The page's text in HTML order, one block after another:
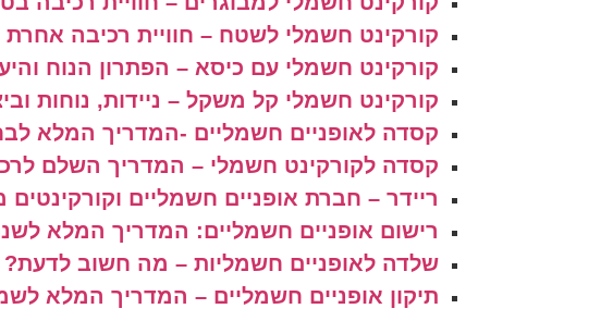
קורקינט חשמלי לשטח – חוויית רכיבה אחרת
קורקינט חשמלי עם כיסא – הפתרון הנוח
קורקינט חשמלי קל משקל – ניידות, נוחות
קסדה לאופניים חשמליים -המדריך המלא
קסדה לקורקינט חשמלי – המדריך השלם
ריידר – חברת אופניים חשמליים
רישום אופניים חשמליים: המדריך המלא לשנת
שלדה לאופניים חשמליות – מה חשוב לדעת?
תיקון אופניים חשמליים – המדריך המלא